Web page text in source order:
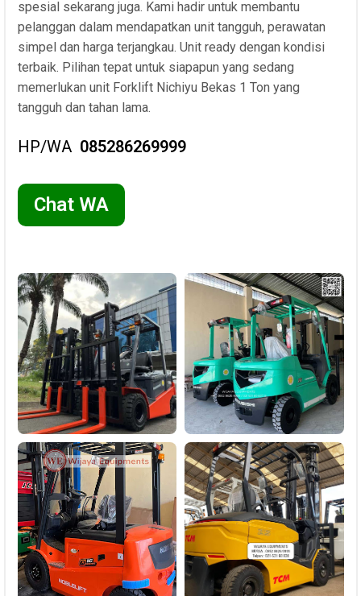
spesial sekarang juga. Kami hadir untuk membantu
pelanggan dalam mendapatkan unit tangguh, perawatan
simpel dan harga terjangkau. Unit ready dengan kondisi
terbaik. Pilihan tepat untuk siapapun yang sedang
memerlukan unit Forklift Nichiyu Bekas 1 Ton yang
tangguh dan tahan lama.
HP/WA 085286269999
Chat WA